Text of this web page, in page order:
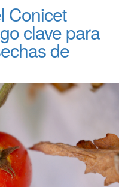
Conicet
clave para
de